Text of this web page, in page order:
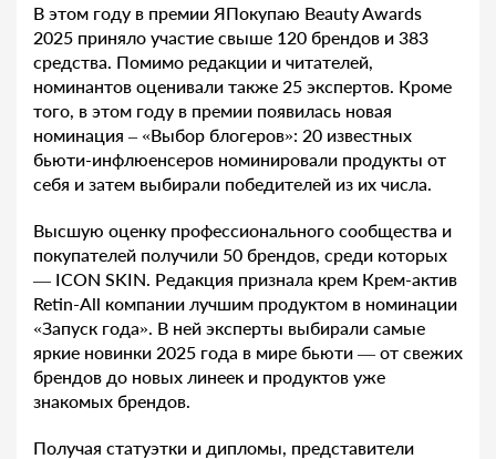
В этом году в премии ЯПокупаю Beauty Awards
2025 приняло участие свыше 120 брендов и 383
средства. Помимо редакции и читателей,
номинантов оценивали также 25 экспертов. Кроме
того, в этом году в премии появилась новая
номинация – «Выбор блогеров»: 20 известных
бьюти-инфлюенсеров номинировали продукты от
себя и затем выбирали победителей из их числа.
Высшую оценку профессионального сообщества и
покупателей получили 50 брендов, среди которых
— ICON SKIN. Редакция признала крем Крем-актив
Retin-All компании лучшим продуктом в номинации
«Запуск года». В ней эксперты выбирали самые
яркие новинки 2025 года в мире бьюти — от свежих
брендов до новых линеек и продуктов уже
знакомых брендов.
Получая статуэтки и дипломы, представители